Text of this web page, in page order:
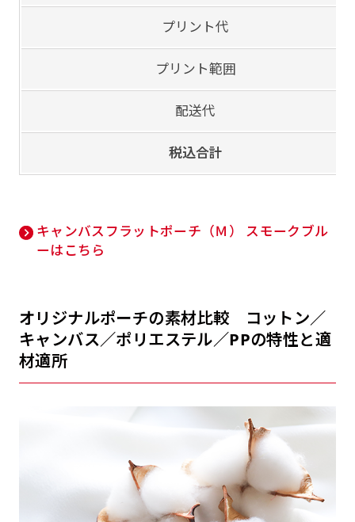
プリント代
プリント範囲
配送代
税込合計
キャンバスフラットポーチ（Ｍ） スモークブル
ーはこちら
オリジナルポーチの素材比較 コットン／
キャンバス／ポリエステル／PPの特性と適
材適所